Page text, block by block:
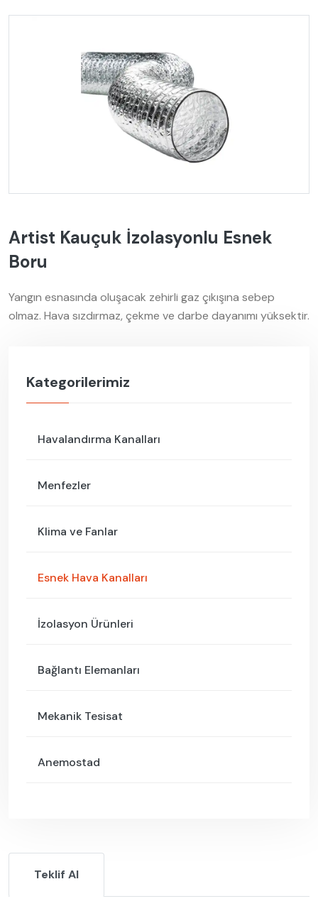
Artist Kauçuk İzolasyonlu Esnek
Boru
Yangın esnasında oluşacak zehirli gaz çıkışına sebep
olmaz. Hava sızdırmaz, çekme ve darbe dayanımı yüksektir.
Kategorilerimiz
Havalandırma Kanalları
Menfezler
Klima ve Fanlar
Esnek Hava Kanalları
İzolasyon Ürünleri
Bağlantı Elemanları
Mekanik Tesisat
Anemostad
Teklif Al